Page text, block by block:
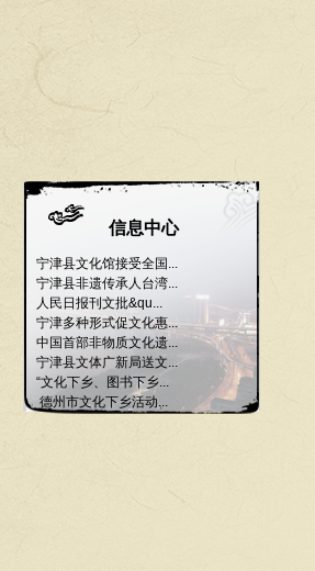
信息中心
宁津县文化馆接受全国...
宁津县非遗传承人台湾...
人民日报刊文批&qu...
宁津多种形式促文化惠...
中国首部非物质文化遗...
宁津县文体广新局送文...
“文化下乡、图书下乡...
德州市文化下乡活动...